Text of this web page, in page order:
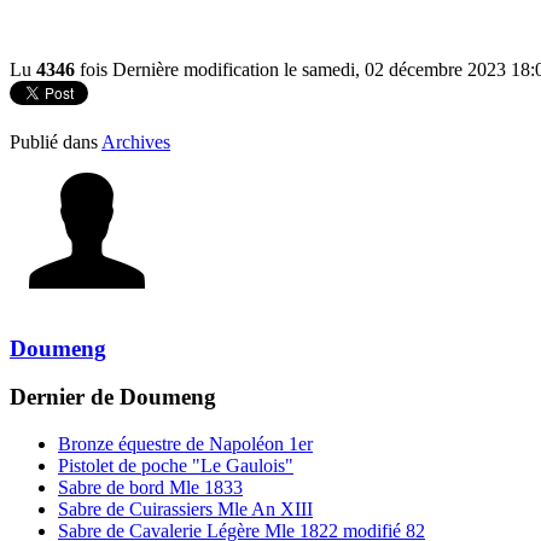
Lu 4346 fois Dernière modification le samedi, 02 décembre 2023
Publié dans Archives
Doumeng
Dernier de Doumeng
Bronze équestre de Napoléon 1er
Pistolet de poche "Le Gaulois"
Sabre de bord Mle 1833
Sabre de Cuirassiers Mle An XIII
Sabre de Cavalerie Légère Mle 1822 modifié 82